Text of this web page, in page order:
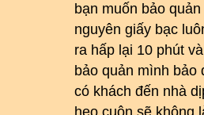
bạn muốn bảo
nguyên giấy bạc
ra hấp lại 10 phút
bảo quản mình bảo
có khách đến nhà
heo cuộn sẽ không